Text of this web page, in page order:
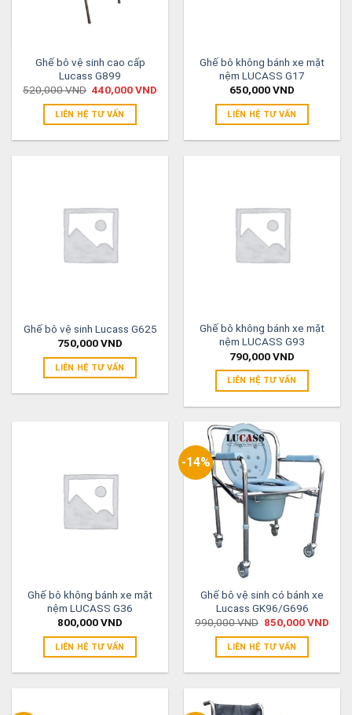
Ghế bô vệ sinh cao cấp
Lucass G899
520,000VND 440,000VND
LIÊN HỆ TƯ VẤN
Ghế bô không bánh xe mặt
nệm LUCASS G17
650,000VND
LIÊN HỆ TƯ VẤN
Ghế bô vệ sinh Lucass G625
750,000VND
LIÊN HỆ TƯ VẤN
Ghế bô không bánh xe mặt
nệm LUCASS G93
790,000VND
LIÊN HỆ TƯ VẤN
Ghế bô không bánh xe mặt
nệm LUCASS G36
800,000VND
LIÊN HỆ TƯ VẤN
-14%
Ghế bô vệ sinh có bánh xe
Lucass GK96/G696
990,000VND 850,000VND
LIÊN HỆ TƯ VẤN